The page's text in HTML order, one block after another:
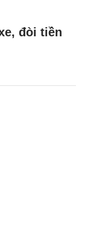
đòi tiền